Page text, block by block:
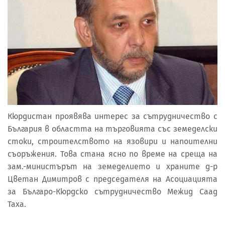
Кюрдистан проявява интерес за сътрудничество с
България в областта на търговията със земеделски
стоки, строителството на язовири и напоителни
съоръжения. Това стана ясно по време на среща на
зам.-министърът на земеделието и храните д-р
Цветан Димитров с председателя на Асоциацията
за Българо-Кюрдско сътрудничество Межид Саад
Таха.